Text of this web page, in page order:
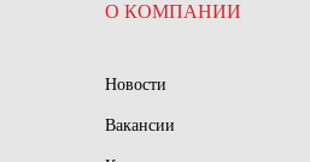
О КОМПАНИИ
Новости
Вакансии